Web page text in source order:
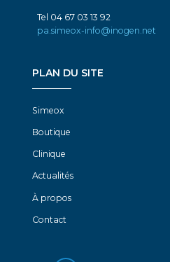
Tel 04 67 03 13 92
pa.simeox-info@inogen.net
PLAN DU SITE
Simeox
Boutique
Clinique
Actualités
À propos
Contact